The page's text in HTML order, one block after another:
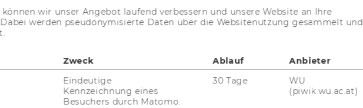
of their own — no mat­ter if
have an idea in mind.
turn them into op­por­tu­nities.
a pro­blemand are ready to dive
and test its po­ten­ti­al.
wir unser Angebot laufend verbessern und unsere Website an Ihre
werden pseudonymisierte Daten über die Websitenutzung gesammelt und
Zweck Ablauf
Anbieter
Eindeutige
Kennzeichnung eines
Besuchers durch Matomo.
30 Tage
WU
(piwik.wu.ac.at)